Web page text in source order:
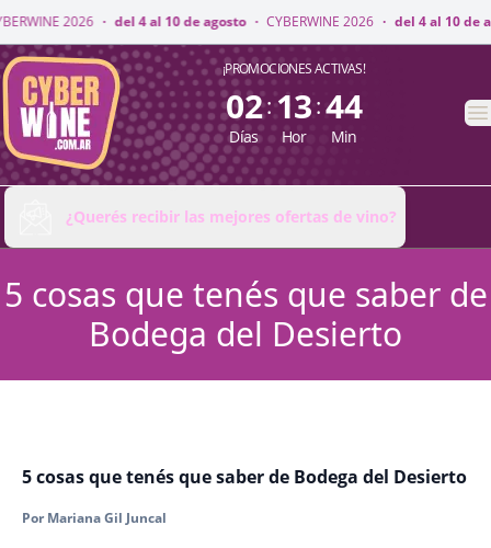
2026 · del 4 al 10 de agosto · CYBERWINE 2026 · del 4 al 10 de
CyberWine ¡PROMOCIONES ACTIVAS!
02
Días
:13
Hor
:44
Min
¿Querés recibir las mejores ofertas de vino?
5 cosas que tenés que saber de
Bodega del Desierto
5 cosas que tenés que saber de Bodega del Desierto
Por Mariana Gil Juncal